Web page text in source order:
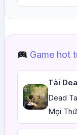
Game hot
Tải
Dead
Mọi